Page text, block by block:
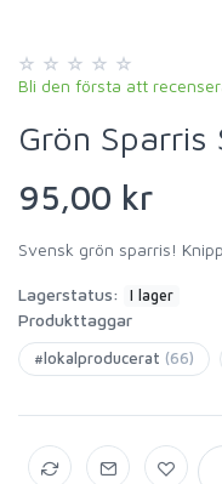
Bli den första att
Grön Sparris
95,00 kr
Svensk grön sparris!
Lagerstatus: I lager
Produkttaggar
#lokalproducerat (66)